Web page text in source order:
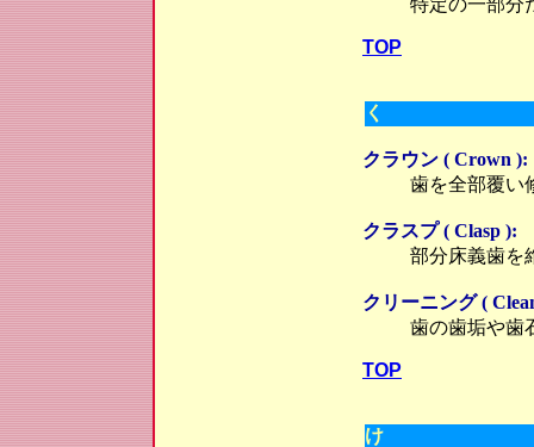
特定の一部分
TOP
く
クラウン ( Crown ):
歯を全部覆い
クラスプ ( Clasp ):
部分床義歯を
クリーニング (
歯の歯垢や歯
TOP
け